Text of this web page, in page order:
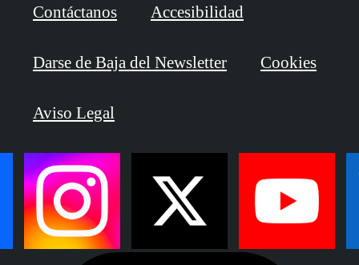
Contáctanos Accesibilidad
Darse de Baja del Newsletter Cookies
Aviso Legal